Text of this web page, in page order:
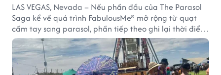
LAS VEGAS, Nevada – Nếu phần đầu của The Parasol
Saga kể về quá trình FabulousMe® mở rộng từ quạt
cầm tay sang parasol, phần tiếp theo ghi lại thời điểm
sản phẩm được thị trường đón nhận và dần vượt khỏi
công năng che nắng thông thường.